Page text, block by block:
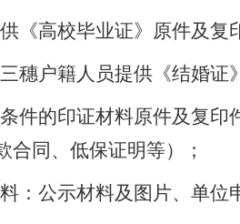
《高校毕业证》原件及复
穗户籍人员提供《结婚证
件的印证材料原件及复印
合同、低保证明等）；
：公示材料及图片、单